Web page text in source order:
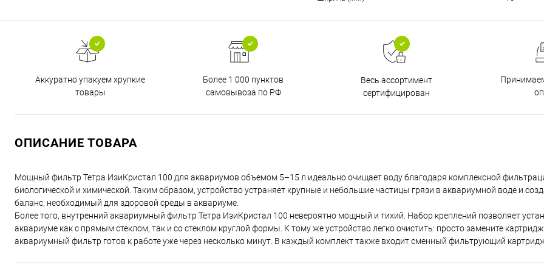
Аккуратно упакуем хрупкие
товары
Более 1 000 пунктов
самовывоза по РФ
Весь ассортимент
сертифицирован
ОПИСАНИЕ ТОВАРА
Мощный фильтр Тетра ИзиКристал 100 для аквариумов объемом 5–15 л идеально очищает воду благодаря комплексной
биологической и химической. Таким образом, устройство устраняет крупные и небольшие частицы грязи в аквариумной воде и
баланс, необходимый для здоровой среды в аквариуме.
Более того, внутренний аквариумный фильтр Тетра ИзиКристал 100 невероятно мощный и тихий. Набор креплений позволяет
аквариуме как с прямым стеклом, так и со стеклом круглой формы. К тому же устройство легко очистить: просто замените
аквариумный фильтр готов к работе уже через несколько минут. В каждый комплект также входит сменный фильтрующий